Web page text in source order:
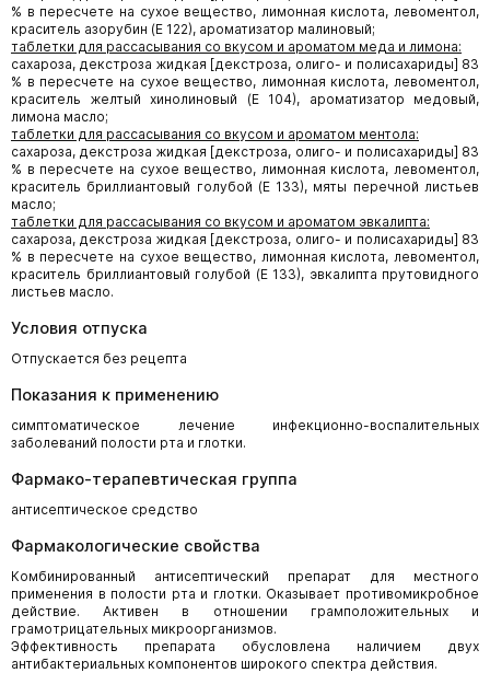
% в пересчете на сухое вещество, лимонная кислота, левоментол,
краситель азорубин (Е 122), ароматизатор малиновый;
таблетки для рассасывания со вкусом и ароматом меда и лимона:
сахароза, декстроза жидкая [декстроза, олиго- и полисахариды] 83
% в пересчете на сухое вещество, лимонная кислота, левоментол,
краситель желтый хинолиновый (Е 104), ароматизатор медовый,
лимона масло;
таблетки для рассасывания со вкусом и ароматом ментола:
сахароза, декстроза жидкая [декстроза, олиго- и полисахариды] 83
% в пересчете на сухое вещество, лимонная кислота, левоментол,
краситель бриллиантовый голубой (Е 133), мяты перечной листьев
масло;
таблетки для рассасывания со вкусом и ароматом эвкалипта:
сахароза, декстроза жидкая [декстроза, олиго- и полисахариды] 83
% в пересчете на сухое вещество, лимонная кислота, левоментол,
краситель бриллиантовый голубой (Е 133), эвкалипта прутовидного
листьев масло.
Условия отпуска
Отпускается без рецепта
Показания к применению
симптоматическое лечение инфекционно-воспалительных
заболеваний полости рта и глотки.
Фармако-терапевтическая группа
антисептическое средство
Фармакологические свойства
Комбинированный антисептический препарат для местного
применения в полости рта и глотки. Оказывает противомикробное
действие. Активен в отношении грамположительных и
грамотрицательных микроорганизмов.
Эффективность препарата обусловлена наличием двух
антибактериальных компонентов широкого спектра действия.